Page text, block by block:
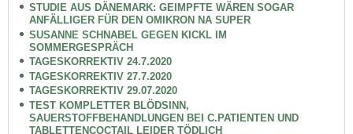
STUDIE AUS DÄNEMARK: GEIMPFTE WÄREN SOGAR
ANFÄLLIGER FÜR DEN OMIKRON NA SUPER
SUSANNE SCHNABEL GEGEN KICKL IM
SOMMERGESPRÄCH
TAGESKORREKTIV 24.7.2020
TAGESKORREKTIV 27.7.2020
TAGESKORREKTIV 29.07.2020
TEST KOMPLETTER BLÖDSINN,
SAUERSTOFFBEHANDLUNGEN BEI C.PATIENTEN UND
TABLETTENCOCTAIL LEIDER TÖDLICH